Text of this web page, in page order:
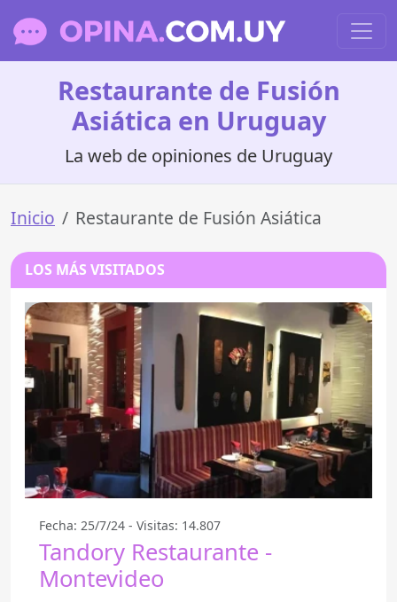
Restaurante de Fusión
Asiática en Uruguay
La web de opiniones de Uruguay
Inicio Restaurante de Fusión Asiática
LOS MÁS VISITADOS
Fecha: 25/7/24 - Visitas: 14.807
Tandory Restaurante -
Montevideo